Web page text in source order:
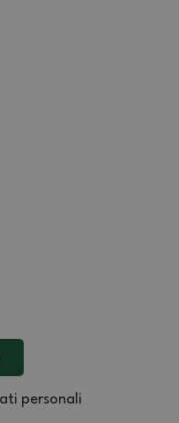
personali